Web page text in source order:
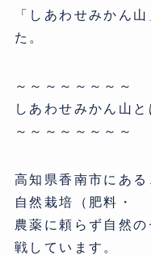
「しあわせみかん
た。
～～～～～～～～
しあわせみかん山と
～～～～～～～～
高知県香南市にある
自然栽培（肥料・
農薬に頼らず自然
戦しています。